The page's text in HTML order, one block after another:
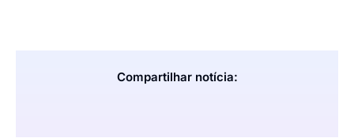
Compartilhar notícia: